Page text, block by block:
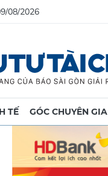
08/2026
TẾ GÓC CHUYÊN GIA